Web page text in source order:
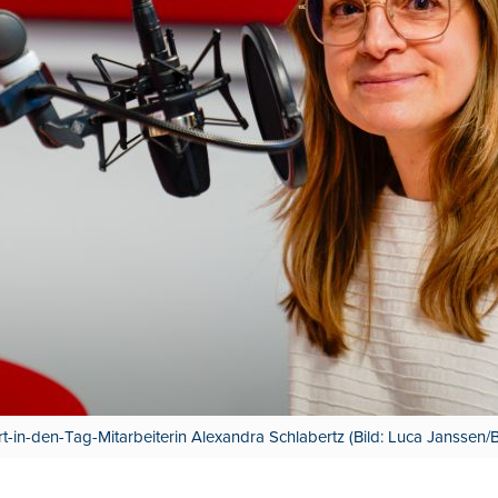
in-den-Tag-Mitarbeiterin Alexandra Schlabertz (Bild: Luca Janssen/